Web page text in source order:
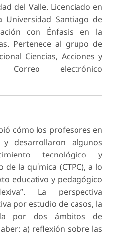
del Valle. Licenciado en
Universidad Santiago de
con Énfasis en la
Pertenece al grupo de
Ciencias, Acciones y
Correo electrónico
cómo los profesores en
desarrollaron algunos
tecnológico y
de la química (CTPC), a lo
educativo y pedagógico
La perspectiva
por estudio de casos, la
por dos ámbitos de
a) reflexión sobre las